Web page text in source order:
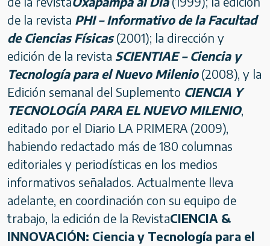
de la revista PHI – Informativo de la Facultad
de Ciencias Físicas(2001); la dirección y
edición de la revista SCIENTIAE – Ciencia y
Tecnología para el Nuevo Milenio(2008), y la
Edición semanal del Suplemento CIENCIA Y
TECNOLOGÍA PARA EL NUEVO MILENIO,
editado por el Diario LA PRIMERA (2009),
habiendo redactado más de 180 columnas
editoriales y periodísticas en los medios
informativos señalados. Actualmente lleva
adelante, en coordinación con su equipo de
trabajo, la edición de la RevistaCIENCIA &
INNOVACIÓN: Ciencia y Tecnología para el